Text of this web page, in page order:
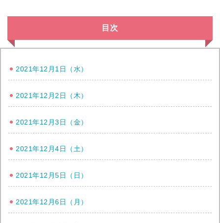
目次
2021年12月1日（水）
2021年12月2日（木）
2021年12月3日（金）
2021年12月4日（土）
2021年12月5日（日）
2021年12月6日（月）